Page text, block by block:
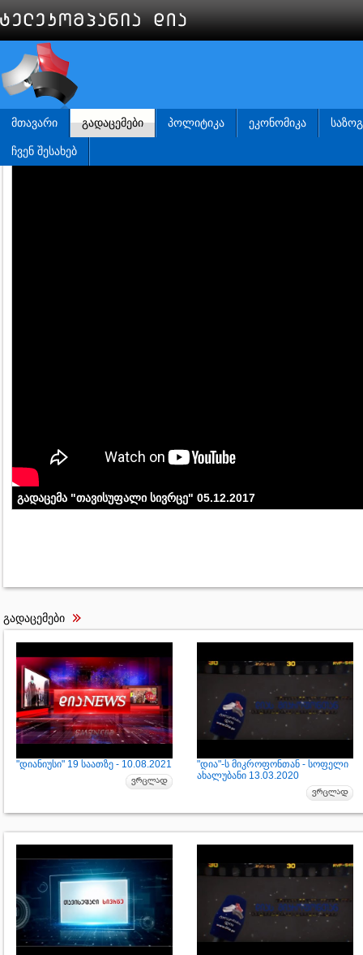
ᲛᲗᲐᲕᲐᲠᲘ ᲒᲐᲓᲐᲪᲔᲛᲔᲑᲘ ᲞᲝᲚᲘᲢᲘᲙᲐ ᲔᲙᲝᲜᲝᲛᲘᲙᲐ
ᲩᲕᲔᲜ ᲨᲔᲡᲐᲮᲔᲑ
გადაცემა "თავისუფალი სივრცე" 05.12.2017
გადაცემები
"დიანიუსი" 19 საათზე - 10.08.2021
"დია"-ს მიკროფონთან - სოფელი
ახალუბანი 13.03.2020